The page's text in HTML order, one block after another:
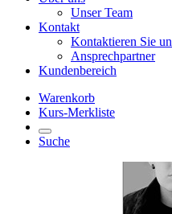
Unser Team
Kontakt
Kontaktieren Sie
Ansprechpartner
Kundenbereich
Warenkorb
Kurs-Merkliste
Suche